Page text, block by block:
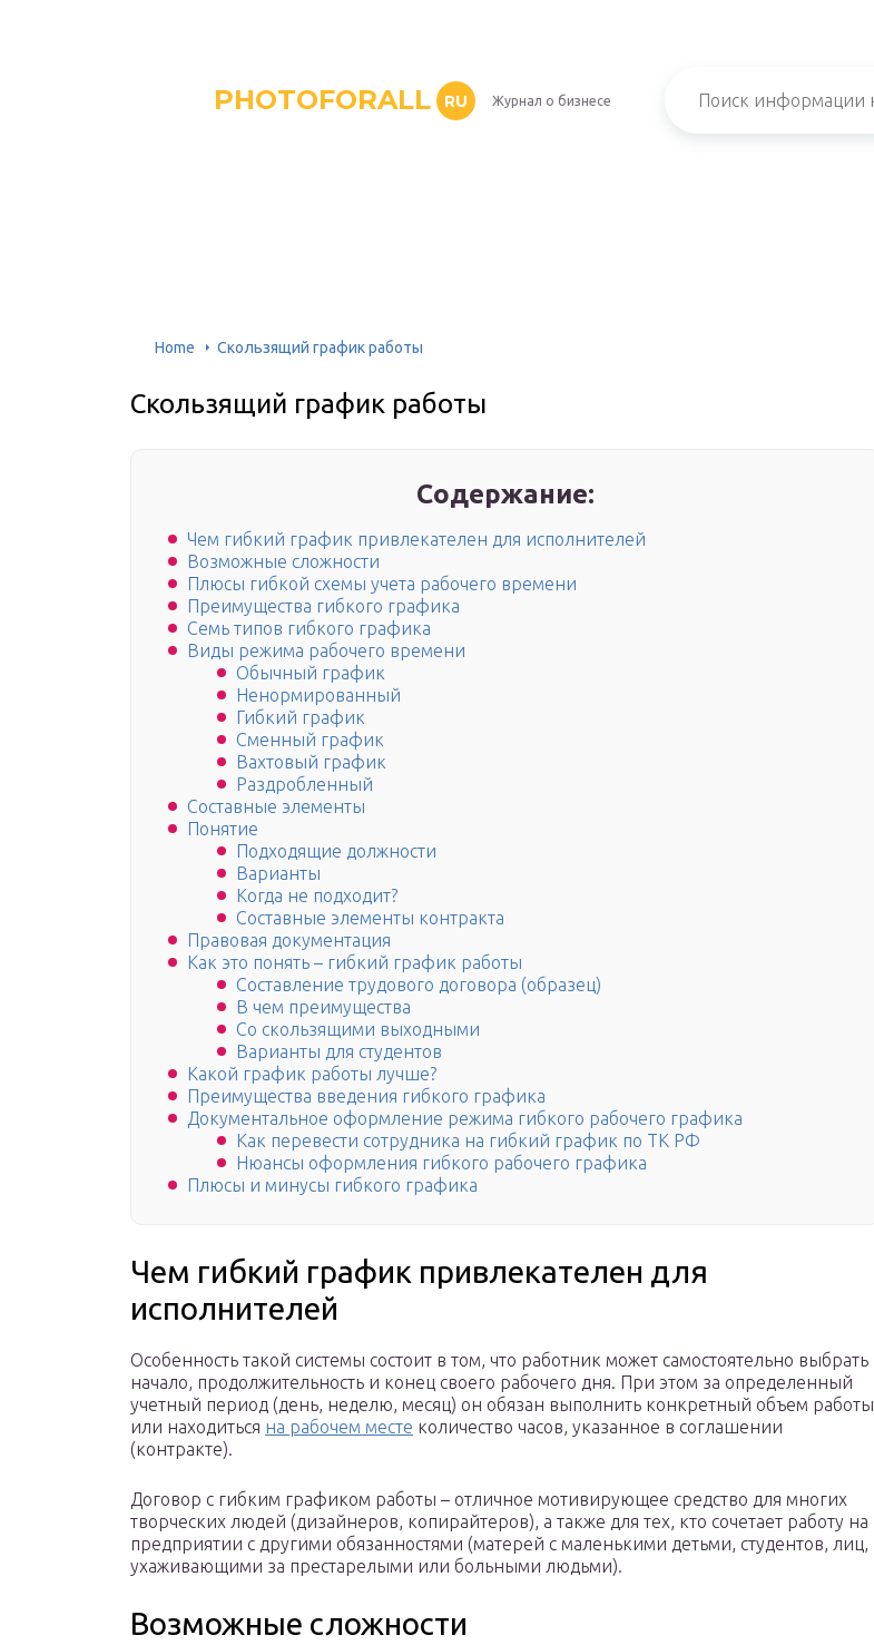
PHOTOFORALL RU Журнал о бизнесе
Home Скользящий график работы
Скользящий график работы
Содержание:
Чем гибкий график привлекателен для исполнителей
Возможные сложности
Плюсы гибкой схемы учета рабочего времени
Преимущества гибкого графика
Семь типов гибкого графика
Виды режима рабочего времени
Обычный график
Ненормированный
Гибкий график
Сменный график
Вахтовый график
Раздробленный
Составные элементы
Понятие
Подходящие должности
Варианты
Когда не подходит?
Составные элементы контракта
Правовая документация
Как это понять – гибкий график работы
Составление трудового договора (образец)
В чем преимущества
Со скользящими выходными
Варианты для студентов
Какой график работы лучше?
Преимущества введения гибкого графика
Документальное оформление режима гибкого рабочего графика
Как перевести сотрудника на гибкий график по ТК РФ
Нюансы оформления гибкого рабочего графика
Плюсы и минусы гибкого графика
Чем гибкий график привлекателен для
исполнителей
Особенность такой системы состоит в том, что работник может самостоятельно выбрать
начало, продолжительность и конец своего рабочего дня. При этом за определенный
учетный период (день, неделю, месяц) он обязан выполнить конкретный объем работы
или находиться на рабочем месте количество часов, указанное в соглашении
(контракте).
Договор с гибким графиком работы – отличное мотивирующее средство для многих
творческих людей (дизайнеров, копирайтеров), а также для тех, кто сочетает работу на
предприятии с другими обязанностями (матерей с маленькими детьми, студентов, лиц,
ухаживающими за престарелыми или больными людьми).
Возможные сложности